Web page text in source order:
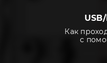
Как
с